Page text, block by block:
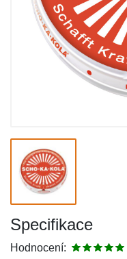
Specifikace
Hodnocení: